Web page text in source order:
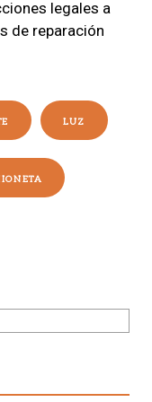
legales a
de reparación
LUZ